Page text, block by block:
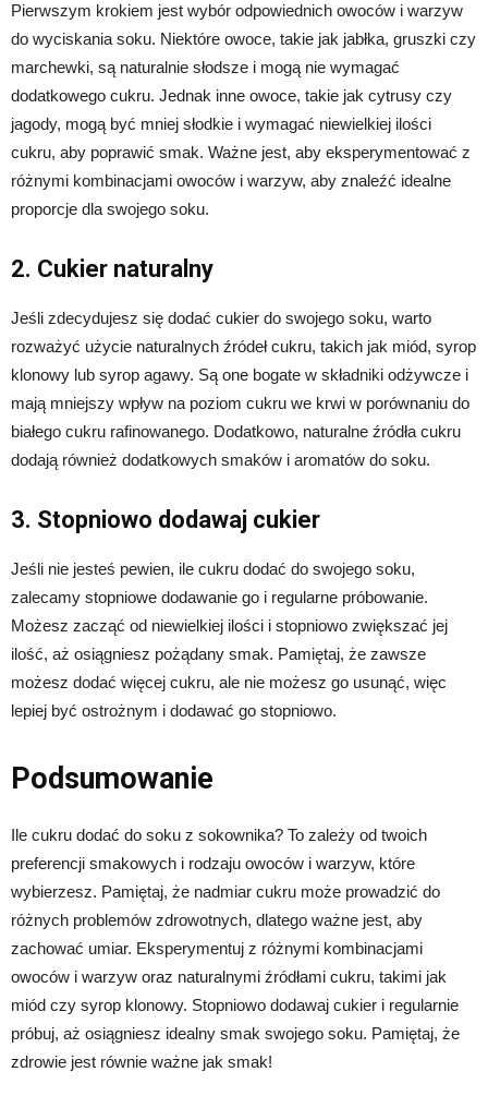
Pierwszym krokiem jest wybór odpowiednich owoców i warzyw
do wyciskania soku. Niektóre owoce, takie jak jabłka, gruszki czy
marchewki, są naturalnie słodsze i mogą nie wymagać
dodatkowego cukru. Jednak inne owoce, takie jak cytrusy czy
jagody, mogą być mniej słodkie i wymagać niewielkiej ilości
cukru, aby poprawić smak. Ważne jest, aby eksperymentować z
różnymi kombinacjami owoców i warzyw, aby znaleźć idealne
proporcje dla swojego soku.
2. Cukier naturalny
Jeśli zdecydujesz się dodać cukier do swojego soku, warto
rozważyć użycie naturalnych źródeł cukru, takich jak miód, syrop
klonowy lub syrop agawy. Są one bogate w składniki odżywcze i
mają mniejszy wpływ na poziom cukru we krwi w porównaniu do
białego cukru rafinowanego. Dodatkowo, naturalne źródła cukru
dodają również dodatkowych smaków i aromatów do soku.
3. Stopniowo dodawaj cukier
Jeśli nie jesteś pewien, ile cukru dodać do swojego soku,
zalecamy stopniowe dodawanie go i regularne próbowanie.
Możesz zacząć od niewielkiej ilości i stopniowo zwiększać jej
ilość, aż osiągniesz pożądany smak. Pamiętaj, że zawsze
możesz dodać więcej cukru, ale nie możesz go usunąć, więc
lepiej być ostrożnym i dodawać go stopniowo.
Podsumowanie
Ile cukru dodać do soku z sokownika? To zależy od twoich
preferencji smakowych i rodzaju owoców i warzyw, które
wybierzesz. Pamiętaj, że nadmiar cukru może prowadzić do
różnych problemów zdrowotnych, dlatego ważne jest, aby
zachować umiar. Eksperymentuj z różnymi kombinacjami
owoców i warzyw oraz naturalnymi źródłami cukru, takimi jak
miód czy syrop klonowy. Stopniowo dodawaj cukier i regularnie
próbuj, aż osiągniesz idealny smak swojego soku. Pamiętaj, że
zdrowie jest równie ważne jak smak!